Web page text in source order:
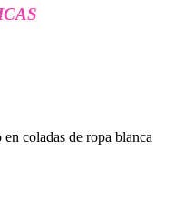
coladas de ropa blanca